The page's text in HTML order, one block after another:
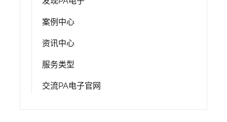
案例中心
资讯中心
服务类型
交流PA电子官网